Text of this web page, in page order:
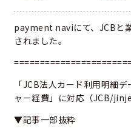
payment naviにて、JCBと
されました。
「JCB法人カード利用明細
ャー経費」に対応（JCB/
▼記事一部抜粋